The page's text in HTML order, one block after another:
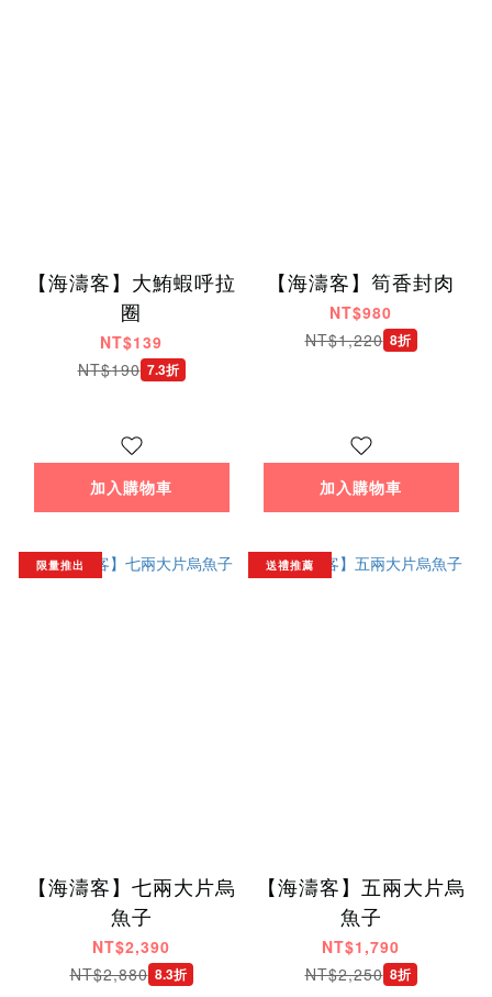
【海濤客】大鮪蝦呼拉
圈
NT$139
NT$190 7.3折
加入購物車
【海濤客】筍香封肉
NT$980
NT$1,220 8折
加入購物車
限量推出
【海濤客】七兩大片烏
魚子
NT$2,390
NT$2,880 8.3折
送禮推薦
【海濤客】五兩大片烏
魚子
NT$1,790
NT$2,250 8折